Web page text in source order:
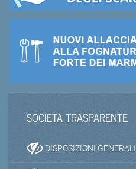
SOCIETA TRASPARENTE
DISPOSIZIONI GENERALI